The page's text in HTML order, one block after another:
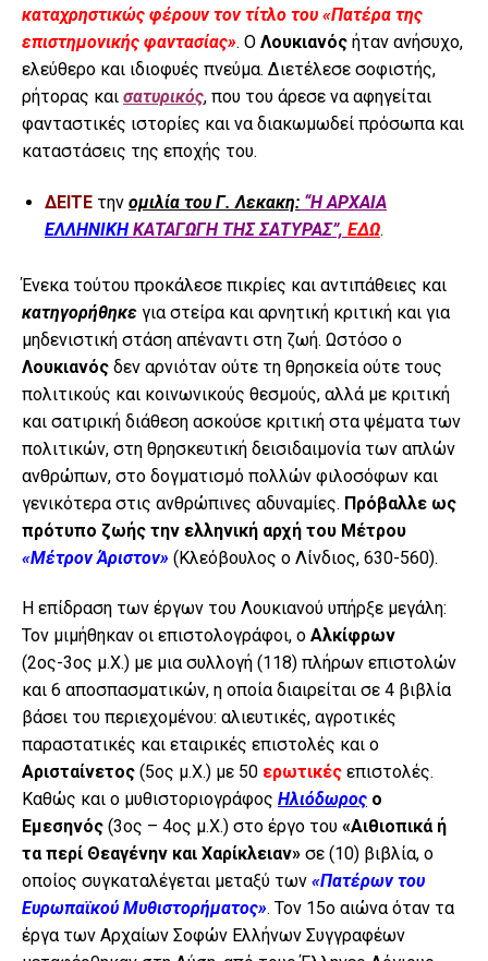
καταχρηστικώς φέρουν τον τίτλο του «Πατέρα της
επιστημονικής φαντασίας». Ο Λουκιανός ήταν ανήσυχο,
ελεύθερο και ιδιοφυές πνεύμα. Διετέλεσε σοφιστής,
ρήτορας και σατυρικός, που του άρεσε να αφηγείται
φανταστικές ιστορίες και να διακωμωδεί πρόσωπα και
καταστάσεις της εποχής του.
ΔΕΙΤΕ την ομιλία του Γ. Λεκακη: “Η ΑΡΧΑΙΑ
ΕΛΛΗΝΙΚΗ ΚΑΤΑΓΩΓΗ ΤΗΣ ΣΑΤΥΡΑΣ”, ΕΔΩ.
Ένεκα τούτου προκάλεσε πικρίες και αντιπάθειες και
κατηγορήθηκε για στείρα και αρνητική κριτική και για
μηδενιστική στάση απέναντι στη ζωή. Ωστόσο ο
Λουκιανός δεν αρνιόταν ούτε τη θρησκεία ούτε τους
πολιτικούς και κοινωνικούς θεσμούς, αλλά με κριτική
και σατιρική διάθεση ασκούσε κριτική στα ψέματα των
πολιτικών, στη θρησκευτική δεισιδαιμονία των απλών
ανθρώπων, στο δογματισμό πολλών φιλοσόφων και
γενικότερα στις ανθρώπινες αδυναμίες. Πρόβαλλε ως
πρότυπο ζωής την ελληνική αρχή του Μέτρου
«Μέτρον Άριστον» (Κλεόβουλος ο Λίνδιος, 630-560).
Η επίδραση των έργων του Λουκιανού υπήρξε μεγάλη:
Τον μιμήθηκαν οι επιστολογράφοι, ο Αλκίφρων
(2ος-3ος μ.Χ.) με μια συλλογή (118) πλήρων επιστολών
και 6 αποσπασματικών, η οποία διαιρείται σε 4 βιβλία
βάσει του περιεχομένου: αλιευτικές, αγροτικές
παραστατικές και εταιρικές επιστολές και ο
Αρισταίνετος (5ος μ.Χ.) με 50 ερωτικές επιστολές.
Καθώς και ο μυθιστοριογράφος Ηλιόδωρος ο
Εμεσηνός (3ος – 4ος μ.Χ.) στο έργο του «Αιθιοπικά ή
τα περί Θεαγένην και Χαρίκλειαν» σε (10) βιβλία, ο
οποίος συγκαταλέγεται μεταξύ των «Πατέρων του
Ευρωπαϊκού Μυθιστορήματος». Τον 15ο αιώνα όταν τα
έργα των Αρχαίων Σοφών Ελλήνων Συγγραφέων